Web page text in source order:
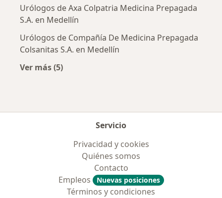
Urólogos de Axa Colpatria Medicina Prepagada
S.A. en Medellín
Urólogos de Compañía De Medicina Prepagada
Colsanitas S.A. en Medellín
Ver más (5)
Servicio
Privacidad y cookies
Quiénes somos
Contacto
Empleos
Nuevas posiciones
Términos y condiciones